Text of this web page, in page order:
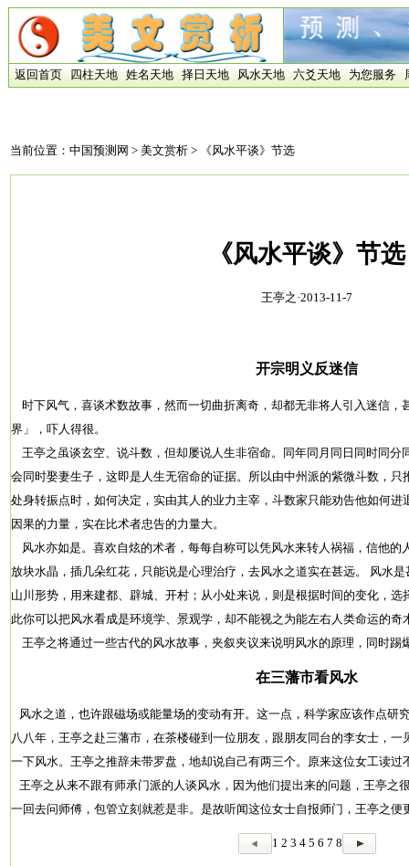
返回首页 四柱天地 姓名天地 择日天地 风水天地 六爻天地 为您服务
当前位置： 中国预测网 > 美文赏析 > 《风水平谈》节选
《风水平谈》节选
王亭之·2013-11-7
开宗明义反迷信
时下风气，喜谈术数故事，然而一切曲折离奇，却都无非将人引入迷信，
界」，吓人得很。
王亭之虽谈玄空、说斗数，但却屡说人生非宿命。同年同月同日同时同分
会同时娶妻生子，这即是人生无宿命的证据。所以由中州派的紫微斗数，
处身转振点时，如何决定，实由其人的业力主宰，斗数家只能劝告他如何
因果的力量，实在比术者忠告的力量大。
风水亦如是。喜欢自炫的术者，每每自称可以凭风水来转人祸福，信他的
放块水晶，插几朵红花，只能说是心理治疗，去风水之道实在甚远。 风水
山川形势，用来建都、辟城、开村；从小处来说，则是根据时间的变化，
此你可以把风水看成是环境学、景观学，却不能视之为能左右人类命运的奇
王亭之将通过一些古代的风水故事，夹叙夹议来说明风水的原理，同时踢
在三藩市看风水
风水之道，也许跟磁场或能量场的变动有开。这一点，科学家应该作点研
八八年，王亭之赴三藩市，在茶楼碰到一位朋友，跟朋友同台的李女士，
一下风水。王亭之推辞未带罗盘，地却说自己有两三个。原来这位女工读过
王亭之从来不跟有师承门派的人谈风水，因为他们提出来的问题，王亭之
一回去问师傅，包管立刻就惹是非。是故听闻这位女士自报师门，王亭之便
1 2 3 4 5 6 7 8